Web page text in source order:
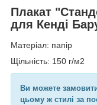
Плакат "
для Кенді
Матеріал: папір
Щільність: 150 г/м2
Ви можете
цьому ж стилі за